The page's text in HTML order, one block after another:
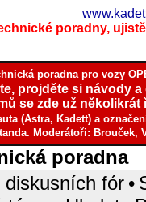
poradny,
poradna pro vozy
projděte si návody
se zde už několikrát
(Astra, Kadett) a
Moderátoři: Brouček,
poradna
diskusních fór •